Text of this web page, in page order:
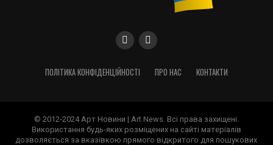
ПОЛІТИКА КОНФІДЕНЦІЙНОСТІ ПРО НАС КОНТАКТИ
© 2012-2024 Арт Новини | Art News. Всі права захищені.
Використання будь-яких розміщених на сайті матеріалів
дозволяється за вказівкою прямого відкритого для пошукових